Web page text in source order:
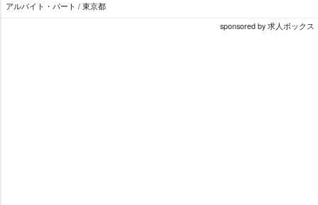
アルバイト・パート / 東京都
sponsored by 求人ボックス